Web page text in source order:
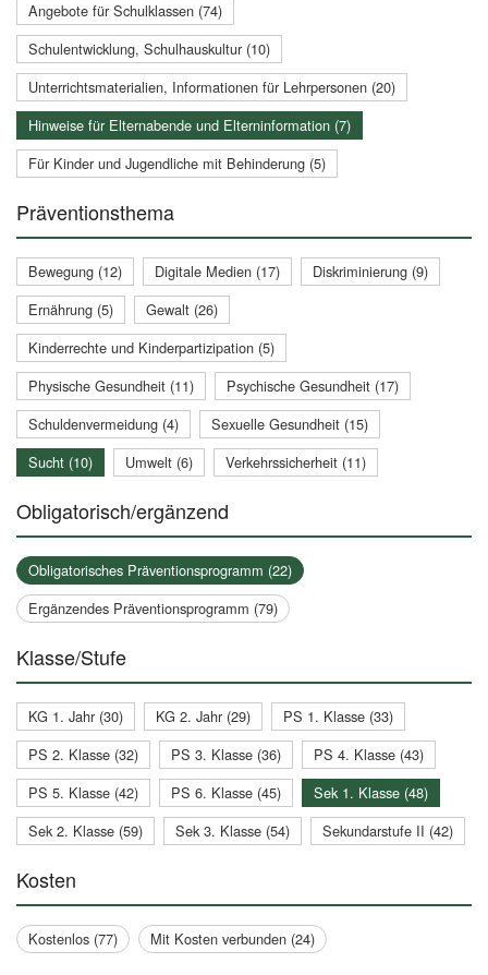
Angebote für Schulklassen (74)
Schulentwicklung, Schulhauskultur (10)
Unterrichtsmaterialien, Informationen für Lehrpersonen (20)
Hinweise für Elternabende und Elterninformation (7)
Für Kinder und Jugendliche mit Behinderung (5)
Präventionsthema
Bewegung (12) Digitale Medien (17)
Diskriminierung (9)
Ernährung (5)
Gewalt (26)
Kinderrechte und Kinderpartizipation (5)
Physische Gesundheit (11)
Psychische Gesundheit (17)
Schuldenvermeidung (4)
Sexuelle Gesundheit (15)
Sucht (10)
Umwelt (6) Verkehrssicherheit (11)
Obligatorisch/ergänzend
Obligatorisches Präventionsprogramm (22)
Ergänzendes Präventionsprogramm (79)
Klasse/Stufe
KG 1. Jahr (30) KG 2. Jahr (29)
PS 1. Klasse (33)
PS 2. Klasse (32)
PS 3. Klasse (36)
PS 4. Klasse (43)
PS 5. Klasse (42)
PS 6. Klasse (45)
Sek 1. Klasse (48)
Sek 2. Klasse (59)
Sek 3. Klasse (54) Sekundarstufe II (42)
Kosten
Kostenlos (77) Mit Kosten verbunden (24)